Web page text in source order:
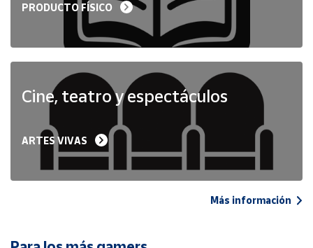
PRODUCTO FÍSICO
Cine, teatro y espectáculos
ARTES VIVAS
Más información